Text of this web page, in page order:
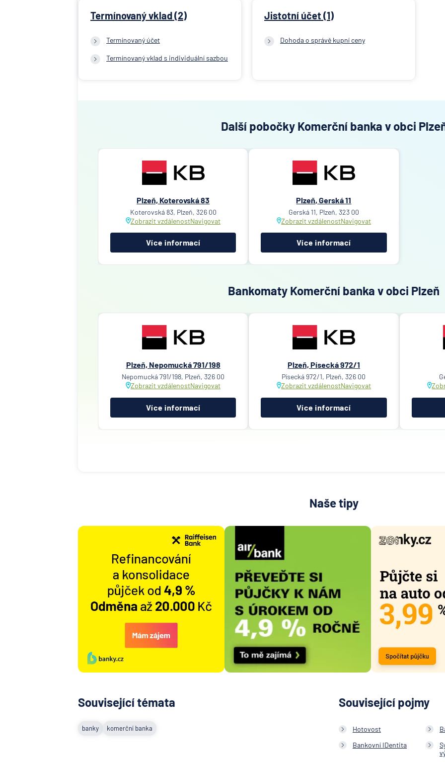
Termínovaný vklad (2)
Termínovaný účet
Termínovaný vklad s individuální sazbou
Jistotní účet (1)
Dohoda o správě kupní ceny
Další pobočky Komerční banka v obci
Plzeň, Koterovská 83
Koterovská 83, Plzeň, 326 00
Zobrazit vzdálenostNavigovat
Více informací
Plzeň, Gerská 11
Gerská 11, Plzeň, 323 00
Zobrazit vzdálenostNavigovat
Více informací
Bankomaty Komerční banka v obci Plzeň
Plzeň, Nepomucká 791/198
Nepomucká 791/198, Plzeň, 326 00
Zobrazit vzdálenostNavigovat
Více informací
Plzeň, Písecká 972/1
Písecká 972/1, Plzeň, 326 00
Zobrazit vzdálenostNavigovat
Více informací
Naše tipy
Související témata
banky komerční banka
Související pojmy
Hotovost
Bankovní IDentita